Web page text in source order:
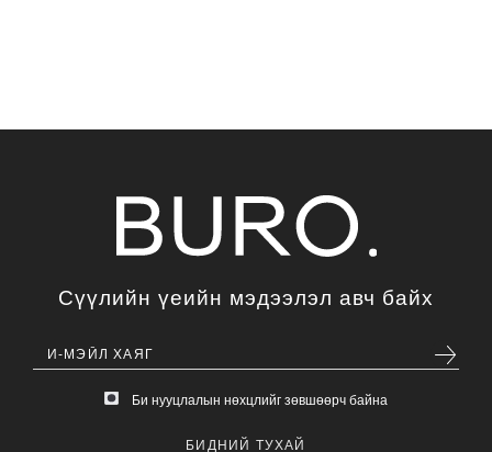
Сүүлийн үеийн мэдээлэл авч байх
Би нууцлалын нөхцлийг зөвшөөрч байна
БИДНИЙ ТУХАЙ